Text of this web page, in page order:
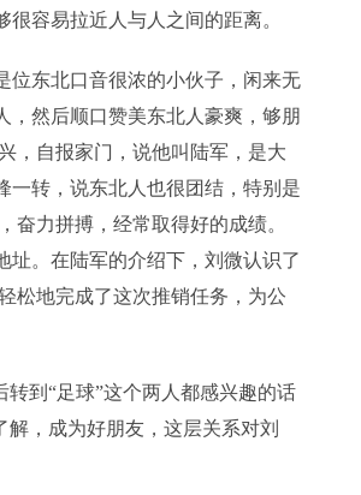
容易拉近人与人之间的距离。
位东北口音很浓的小伙子，闲来无
，然后顺口赞美东北人豪爽，够朋
，自报家门，说他叫陆军，是大
一转，说东北人也很团结，特别是
奋力拼搏，经常取得好的成绩。
址。在陆军的介绍下，刘微认识了
松地完成了这次推销任务，为公
到“足球”这个两人都感兴趣的话
，成为好朋友，这层关系对刘